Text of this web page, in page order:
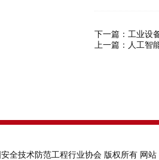
下一篇： 工业设
上一篇： 人工智
全技术防范工程行业协会 版权所有 网站